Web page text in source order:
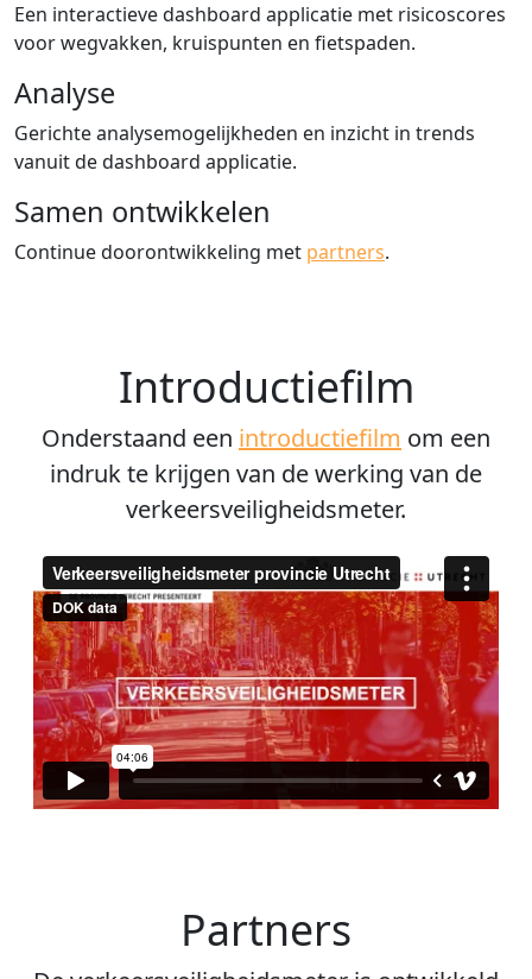
Een interactieve dashboard applicatie met risicoscores
voor wegvakken, kruispunten en fietspaden.
Analyse
Gerichte analysemogelijkheden en inzicht in trends
vanuit de dashboard applicatie.
Samen ontwikkelen
Continue doorontwikkeling met partners.
Introductiefilm
Onderstaand een introductiefilm om een
indruk te krijgen van de werking van de
verkeersveiligheidsmeter.
Partners